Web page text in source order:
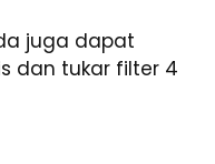
juga dapat
dan tukar filter 4